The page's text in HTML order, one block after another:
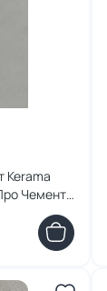
Kerama
Чементо